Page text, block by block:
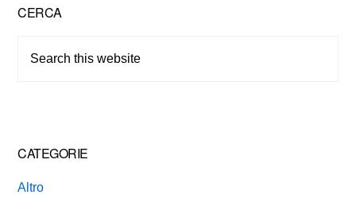
Primary
Sidebar
CERCA
CATEGORIE
Altro